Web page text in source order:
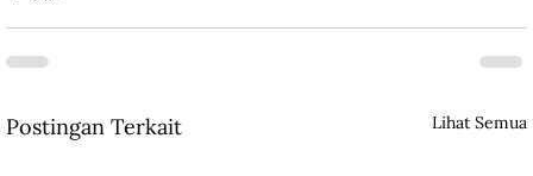
Postingan Terkait Lihat Semua